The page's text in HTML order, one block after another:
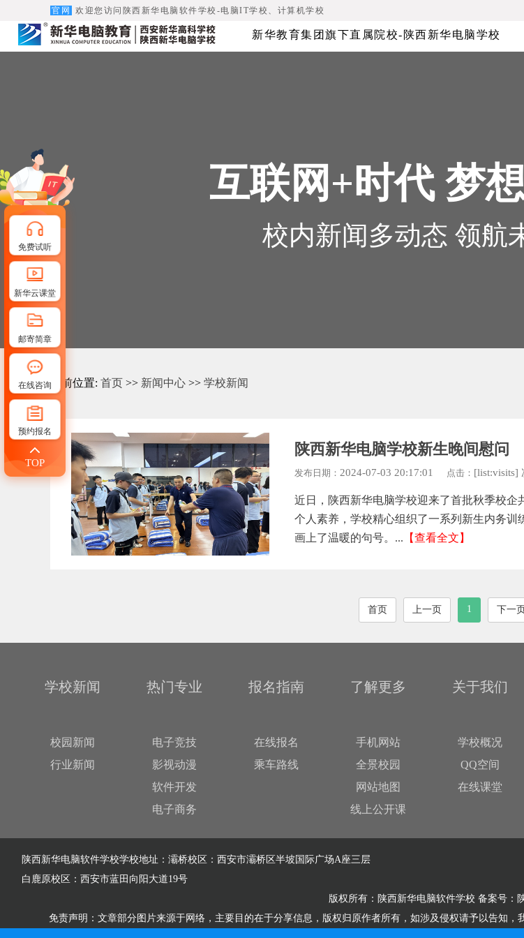
官网 欢迎您访问陕西新华电脑软件学校-电脑IT学校、计算机学校
新华教育集团旗下直属院校-陕西新华电脑学校
互联网+时代 梦
校内新闻多动态 领航
当前位置: 首页 >> 新闻中心 >> 学校新闻
陕西新华电脑学校新生晚间慰问
发布日期： 2024-07-03 20:17:01 点击： [list:visits]
近日，陕西新华电脑学校迎来了首批秋季校
个人素养，学校精心组织了一系列新生内务
画上了温暖的句号。... 【查看全文】
首页 上一页 1 下一
学校新闻
校园新闻
行业新闻
热门专业
电子竞技
影视动漫
软件开发
电子商务
报名指南
在线报名
乘车路线
了解更多
手机网站
全景校园
网站地图
线上公开课
关于我们
学校概况
QQ空间
在线课堂
陕西新华电脑软件学校学校地址：灞桥校区：西安市灞桥区半坡国际广场A座三层
白鹿原校区：西安市蓝田向阳大道19号
版权所有：陕西新华电脑软件学校 备案号：
免责声明：文章部分图片来源于网络，主要目的在于分享信息，版权归原作者所有，如涉及侵权请予以告知
免费试听
新华云课堂
邮寄简章
在线咨询
预约报名
TOP